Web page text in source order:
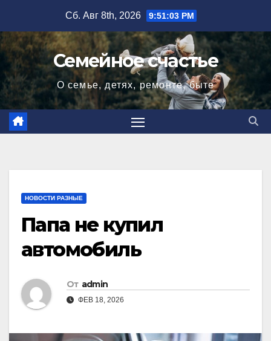
содержимому
Сб. Авг 8th, 2026 9:51:04 PM
Семейное счастье
О семье, детях, ремонте, быте
НОВОСТИ РАЗНЫЕ
Папа не купил
автомобиль
От admin
ФЕВ 18, 2026